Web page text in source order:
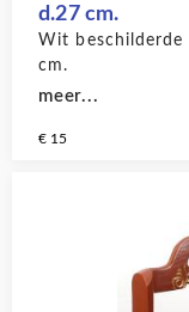
d.27 cm.
Wit
cm.
meer...
€ 15